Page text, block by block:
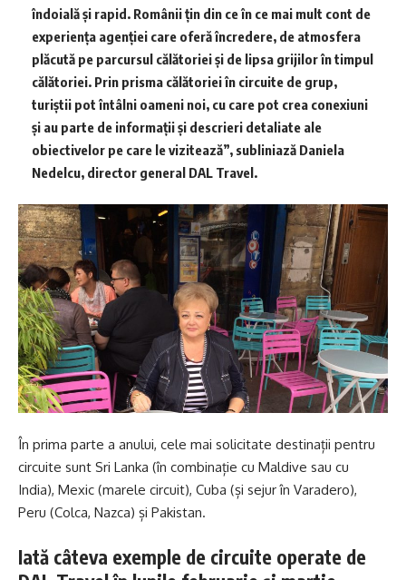
îndoială și rapid. Românii țin din ce în ce mai mult cont de
experiența agenției care oferă încredere, de atmosfera
plăcută pe parcursul călătoriei și de lipsa grijilor în timpul
călătoriei. Prin prisma călătoriei în circuite de grup,
turiștii pot întâlni oameni noi, cu care pot crea conexiuni
și au parte de informații și descrieri detaliate ale
obiectivelor pe care le vizitează”, subliniază Daniela
Nedelcu, director general DAL Travel.
În prima parte a anului, cele mai solicitate destinații pentru
circuite sunt Sri Lanka (în combinație cu Maldive sau cu
India), Mexic (marele circuit), Cuba (și sejur în Varadero),
Peru (Colca, Nazca) și Pakistan.
Iată câteva exemple de circuite operate de